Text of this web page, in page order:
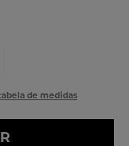
de medidas